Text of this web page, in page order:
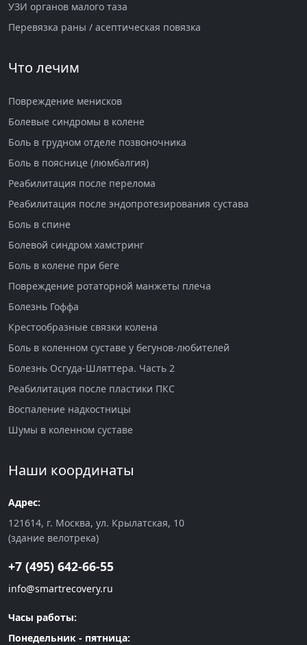
УЗИ органов малого таза
Перевязка раны / асептическая повязка
Что лечим
Повреждение менисков
Болевые синдромы в колене
Боль в грудном отделе позвоночника
Боль в пояснице (люмбалгия)
Реабилитация после перелома
Реабилитация после эндопротезирования сустава
Боль в спине
Болевой синдром хамстринг
Боль в колене при беге
Повреждение ротаторной манжеты плеча
Болезнь Гоффа
Крестообразные связки колена
Боль в коленном суставе у бегунов-любителей
Болезнь Осгуда-Шляттера. Часть 2
Реабилитация после пластики ПКС
Воспаление надкостницы
Шумы в коленном суставе
Наши координаты
Адрес:
121614, г. Москва, ул. Крылатская, 10
(здание велотрека)
+7 (495) 642-66-55
info@smartrecovery.ru
Часы работы:
Понедельник - пятница: